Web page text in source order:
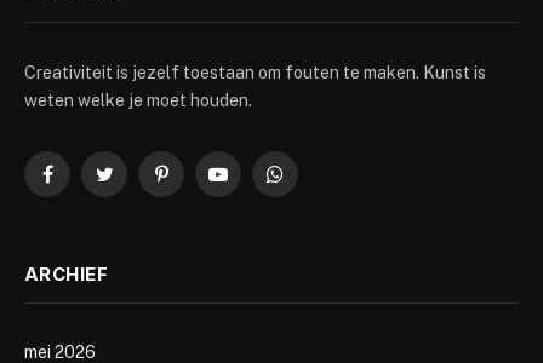
Creativiteit is jezelf toestaan om fouten te maken. Kunst is
weten welke je moet houden.
FacebookTwitterPinterestYouTubeWhatsApp
ARCHIEF
mei 2026